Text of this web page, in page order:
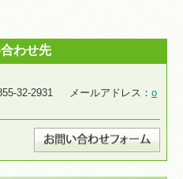
わせ先
32-2931 メールアドレス： o